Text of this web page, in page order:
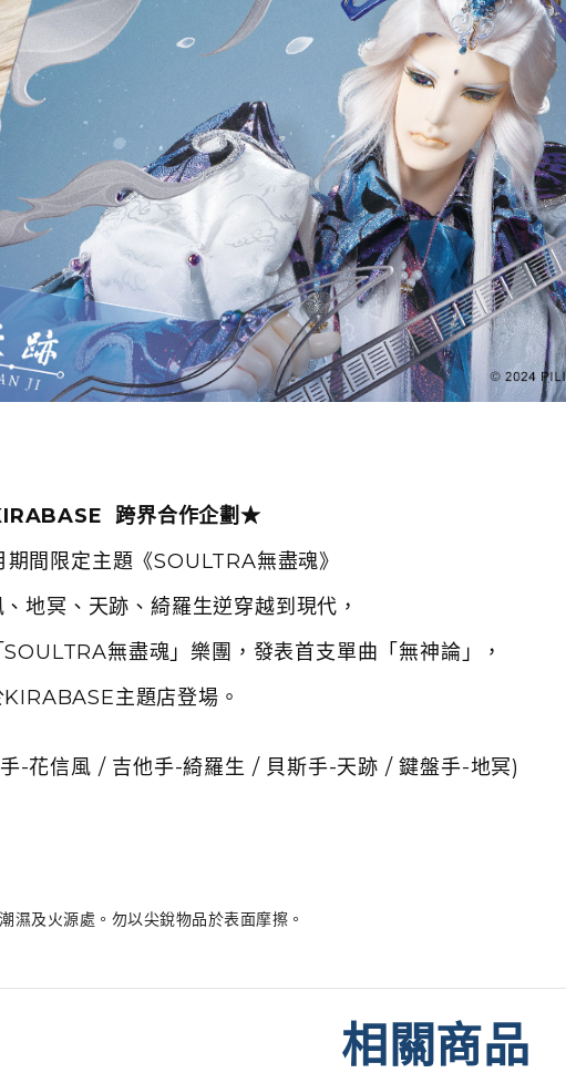
跨界合作企劃★
間限定主題《SOULTRA無盡魂》
地冥、天跡、綺羅生逆穿越到現代，
無盡魂」樂團，發表首支單曲「無神論」，
主題店登場。
-花信風 / 吉他手-綺羅生 / 貝斯手-天跡 / 鍵盤手-地冥)
濕及火源處。勿以尖銳物品於表面摩擦。
相關商品